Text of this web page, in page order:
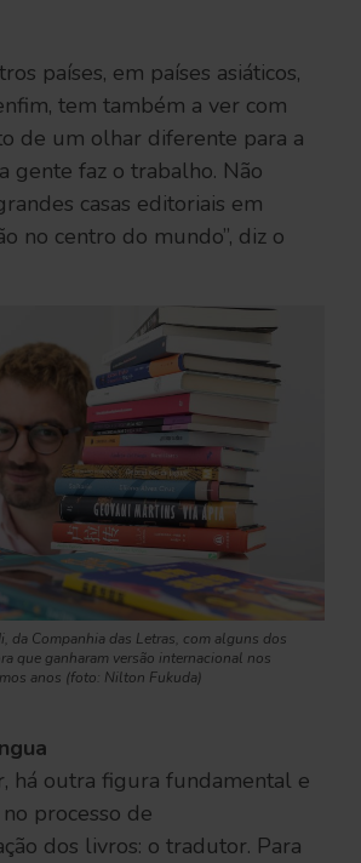
países, em países asiáticos,
tem também a ver com
de um olhar diferente para a
gente faz o trabalho. Não
casas editoriais em
no centro do mundo”, diz o
da Companhia das Letras, com alguns dos
que ganharam versão internacional nos
anos (foto: Nilton Fukuda)
há outra figura fundamental e
processo de
dos livros: o tradutor. Para